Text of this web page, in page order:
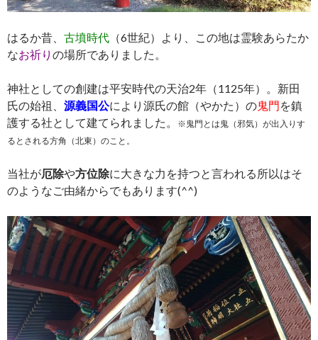
はるか昔、 古墳時代 （6世紀）より、この地は霊験あらたか
なお祈り の場所でありました。
神社としての創建は平安時代の天治2年（1125年）。新田
氏の始祖、 源義国公により源氏の館（やかた）の鬼門を鎮
護する社として建てられました。
※鬼門とは鬼（邪気）が出入りす
るとされる方角（北東）のこと。
当社が厄除や方位除に大きな力を持つと言われる所以はそ
のようなご由緒からでもあります(^^)